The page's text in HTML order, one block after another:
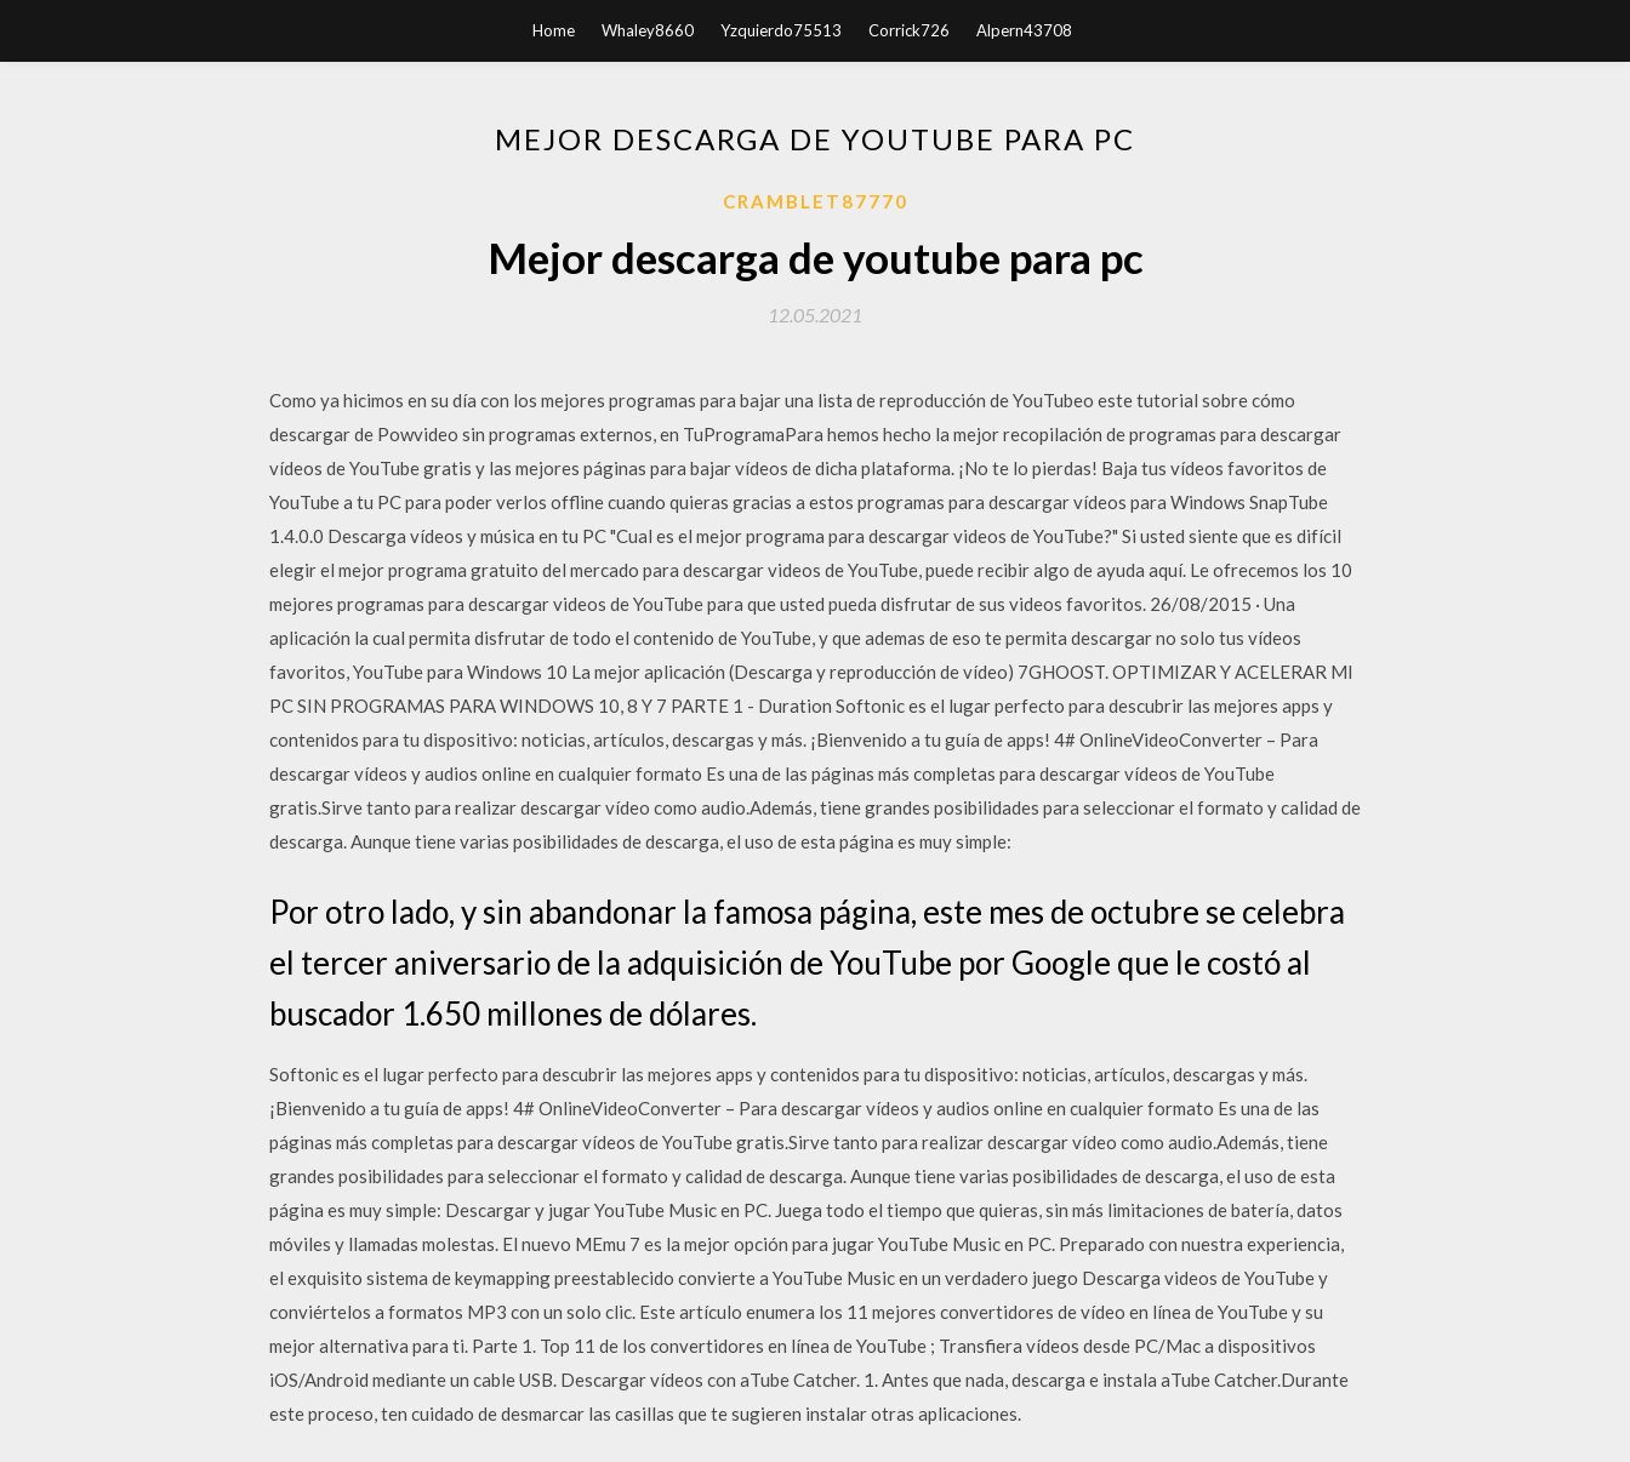
Home Whaley8660 Yzquierdo75513 Corrick726 Alpern43708
MEJOR DESCARGA DE YOUTUBE PARA PC
CRAMBLET87770
Mejor descarga de youtube para pc
12.05.2021
Como ya hicimos en su día con los mejores programas para bajar una lista de reproducción de YouTubeo este tutorial sobre cómo
descargar de Powvideo sin programas externos, en TuProgramaPara hemos hecho la mejor recopilación de programas para descargar
vídeos de YouTube gratis y las mejores páginas para bajar vídeos de dicha plataforma. ¡No te lo pierdas! Baja tus vídeos favoritos de
YouTube a tu PC para poder verlos offline cuando quieras gracias a estos programas para descargar vídeos para Windows SnapTube
1.4.0.0 Descarga vídeos y música en tu PC "Cual es el mejor programa para descargar videos de YouTube?" Si usted siente que es difícil
elegir el mejor programa gratuito del mercado para descargar videos de YouTube, puede recibir algo de ayuda aquí. Le ofrecemos los 10
mejores programas para descargar videos de YouTube para que usted pueda disfrutar de sus videos favoritos. 26/08/2015 · Una
aplicación la cual permita disfrutar de todo el contenido de YouTube, y que ademas de eso te permita descargar no solo tus vídeos
favoritos, YouTube para Windows 10 La mejor aplicación (Descarga y reproducción de vídeo) 7GHOOST. OPTIMIZAR Y ACELERAR MI
PC SIN PROGRAMAS PARA WINDOWS 10, 8 Y 7 PARTE 1 - Duration Softonic es el lugar perfecto para descubrir las mejores apps y
contenidos para tu dispositivo: noticias, artículos, descargas y más. ¡Bienvenido a tu guía de apps! 4# OnlineVideoConverter – Para
descargar vídeos y audios online en cualquier formato Es una de las páginas más completas para descargar vídeos de YouTube
gratis.Sirve tanto para realizar descargar vídeo como audio.Además, tiene grandes posibilidades para seleccionar el formato y calidad de
descarga. Aunque tiene varias posibilidades de descarga, el uso de esta página es muy simple:
Por otro lado, y sin abandonar la famosa página, este mes de octubre se celebra
el tercer aniversario de la adquisición de YouTube por Google que le costó al
buscador 1.650 millones de dólares.
Softonic es el lugar perfecto para descubrir las mejores apps y contenidos para tu dispositivo: noticias, artículos, descargas y más.
¡Bienvenido a tu guía de apps! 4# OnlineVideoConverter – Para descargar vídeos y audios online en cualquier formato Es una de las
páginas más completas para descargar vídeos de YouTube gratis.Sirve tanto para realizar descargar vídeo como audio.Además, tiene
grandes posibilidades para seleccionar el formato y calidad de descarga. Aunque tiene varias posibilidades de descarga, el uso de esta
página es muy simple: Descargar y jugar YouTube Music en PC. Juega todo el tiempo que quieras, sin más limitaciones de batería, datos
móviles y llamadas molestas. El nuevo MEmu 7 es la mejor opción para jugar YouTube Music en PC. Preparado con nuestra experiencia,
el exquisito sistema de keymapping preestablecido convierte a YouTube Music en un verdadero juego Descarga videos de YouTube y
conviértelos a formatos MP3 con un solo clic. Este artículo enumera los 11 mejores convertidores de vídeo en línea de YouTube y su
mejor alternativa para ti. Parte 1. Top 11 de los convertidores en línea de YouTube ; Transfiera vídeos desde PC/Mac a dispositivos
iOS/Android mediante un cable USB. Descargar vídeos con aTube Catcher. 1. Antes que nada, descarga e instala aTube Catcher.Durante
este proceso, ten cuidado de desmarcar las casillas que te sugieren instalar otras aplicaciones.